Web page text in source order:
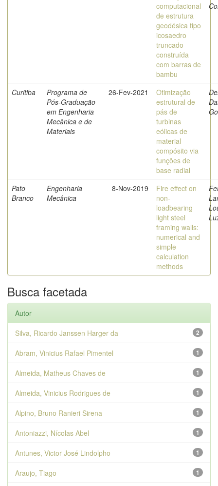
computacional
de estrutura
geodésica tipo
icosaedro
truncado
construída
com barras de
bambu
Curitiba
Programa de
Pós-Graduação
em Engenharia
Mecânica e de
Materiais
26-Fev-2021
Otimização
estrutural de
pás de
turbinas
eólicas de
material
compósito via
funções de
base radial
Pato
Branco
Engenharia
Mecânica
8-Nov-2019
Fire effect on
non-
loadbearing
light steel
framing walls:
numerical and
simple
calculation
methods
Busca facetada
Autor
2
Silva, Ricardo Janssen Harger da
1
Abram, Vinicius Rafael Pimentel
1
Almeida, Matheus Chaves de
1
Almeida, Vinicius Rodrigues de
1
Alpino, Bruno Ranieri Sirena
1
Antoniazzi, Nícolas Abel
1
Antunes, Victor José Lindolpho
1
Araujo, Tiago